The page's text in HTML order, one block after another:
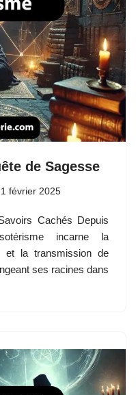
de Sagesse
1 février 2025
Cachés Depuis
incarne la
et la transmission de
ses racines dans